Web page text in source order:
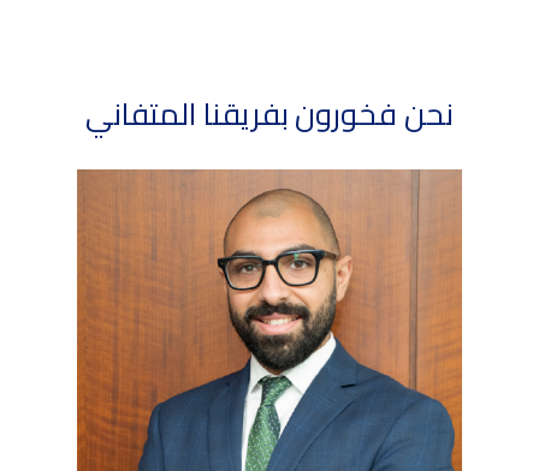
نحنفخورونبفريقنا المتفاني